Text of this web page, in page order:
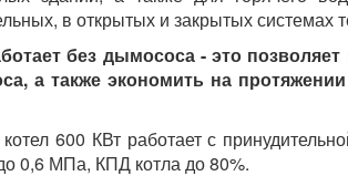
в открытых и закрытых системах
без дымососа - это
а также экономить на
600 КВт работает с
0,6 МПа, КПД котла до 80%.